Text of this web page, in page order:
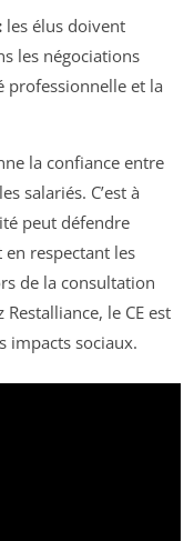
les élus doivent
les négociations
professionnelle et la
la confiance entre
salariés. C’est à
peut défendre
respectant les
de la consultation
le CE est
impacts sociaux.